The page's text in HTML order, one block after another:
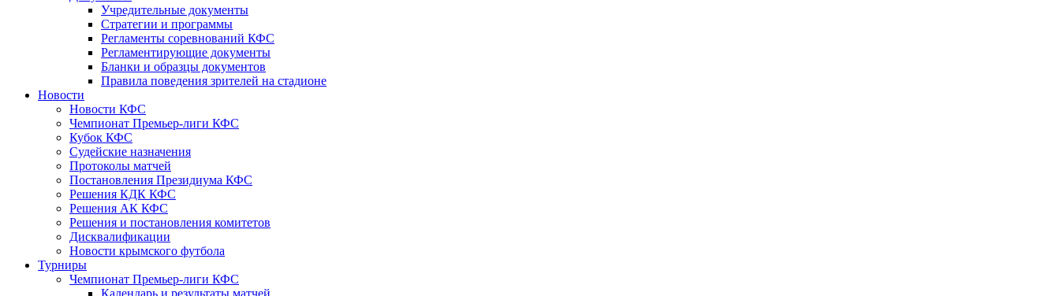
Учредительные документы
Стратегии и программы
Регламенты соревнований КФС
Регламентирующие документы
Бланки и образцы документов
Правила поведения зрителей на стадионе
Новости
Новости КФС
Чемпионат Премьер-лиги КФС
Кубок КФС
Судейские назначения
Протоколы матчей
Постановления Президиума КФС
Решения КДК КФС
Решения АК КФС
Решения и постановления комитетов
Дисквалификации
Новости крымского футбола
Турниры
Чемпионат Премьер-лиги КФС
Календарь и результаты матчей